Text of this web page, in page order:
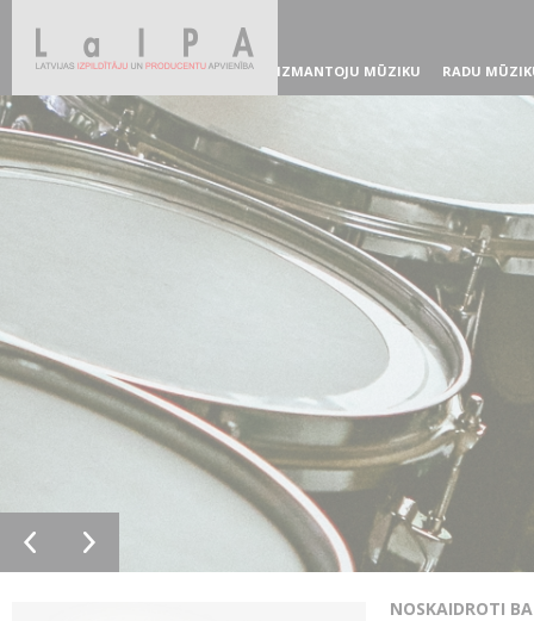
IZMANTOJU MŪZIKU RADU
NOSKAIDROTI